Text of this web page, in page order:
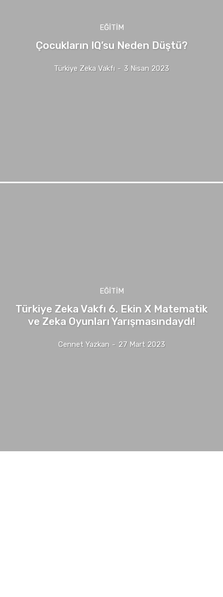
EĞITIM
Çocukların IQ’su Neden Düştü?
Türkiye Zeka Vakfı - 3 Nisan 2023
EĞITIM
Türkiye Zeka Vakfı 6. Ekin X Matematik
ve Zeka Oyunları Yarışmasındaydı!
Cennet Yazkan - 27 Mart 2023